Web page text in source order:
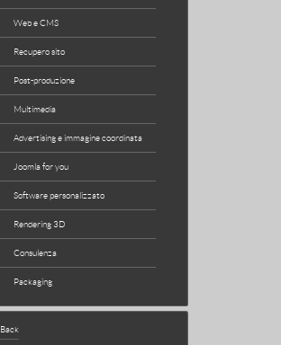
Web e CMS
Recupero sito
Post-produzione
Multimedia
Advertising e immagine coordinata
Joomla for you
Software personalizzato
Rendering 3D
Consulenza
Packaging
Back